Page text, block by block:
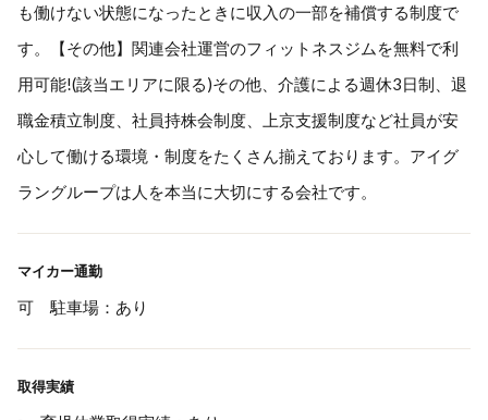
も働けない状態になったときに収入の一部を補償する制度で
す。【その他】関連会社運営のフィットネスジムを無料で利
用可能!(該当エリアに限る)その他、介護による週休3日制、退
職金積立制度、社員持株会制度、上京支援制度など社員が安
心して働ける環境・制度をたくさん揃えております。アイグ
ラングループは人を本当に大切にする会社です。
マイカー通勤
可 駐車場：あり
取得実績